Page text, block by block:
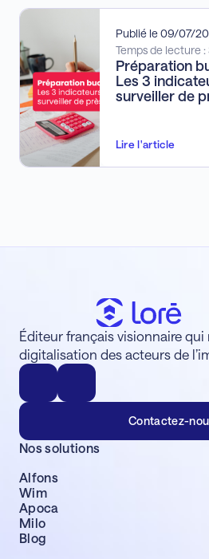
Publié le 09/07/
Temps de lecture :
Préparation
Les 3
surveiller de
Lire l'article
Éditeur français visionnaire qui
digitalisation des acteurs de
Contactez-
Nos solutions
Alfons
Wim
Apoca
Milo
Blog